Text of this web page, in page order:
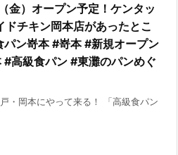
金）オープン予定！ケンタッ
ドチキン岡本店があったとこ
パン嵜本 #嵜本 #新規オープン
#高級食パン #東灘のパンめぐ
・岡本にやって来る！ 「高級食パン